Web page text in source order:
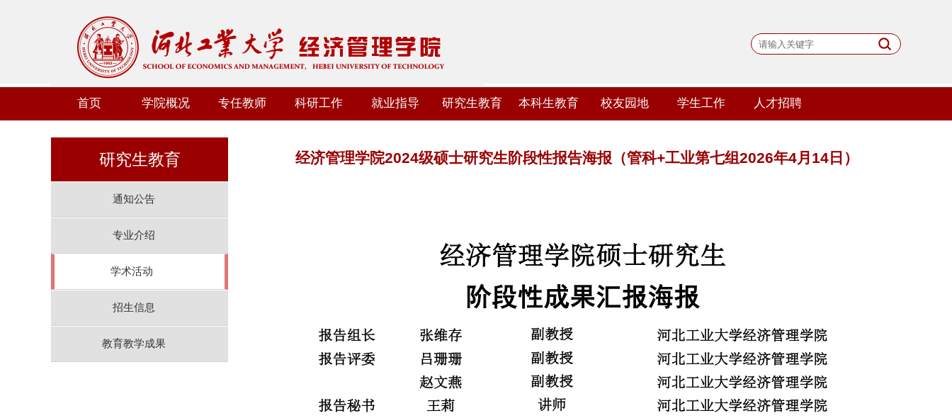
首页 学院概况 专任教师 科研工作 就业指导 研究生教育 本科生教育 校友园地 学生工作 人才招聘
研究生教育
通知公告
专业介绍
学术活动
招生信息
教育教学成果
经济管理学院2024级硕士研究生阶段性报告海报（管科+工业第七组2026年4月14日）